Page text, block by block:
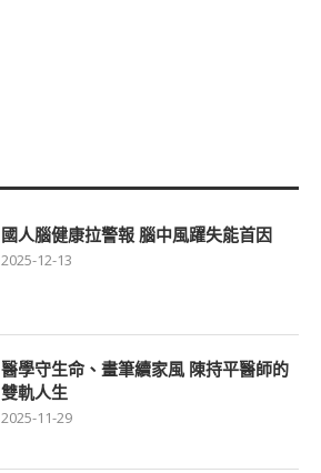
國人腦健康拉警報 腦中風躍失能首因
2025-12-13
醫學守生命、畫筆續家風 陳持平醫師的
雙軌人生
2025-11-29